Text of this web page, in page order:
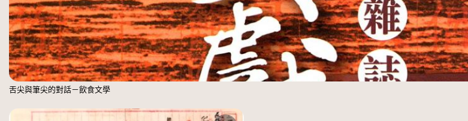
舌尖與筆尖的對話－飲食文學